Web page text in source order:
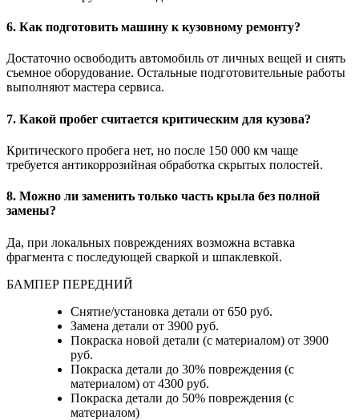
6. Как подготовить машину к кузовному ремонту?
Достаточно освободить автомобиль от личных вещей и снять
съемное оборудование. Остальные подготовительные работы
выполняют мастера сервиса.
7. Какой пробег считается критическим для кузова?
Критического пробега нет, но после 150 000 км чаще
требуется антикоррозийная обработка скрытых полостей.
8. Можно ли заменить только часть крыла без полной
замены?
Да, при локальных повреждениях возможна вставка
фрагмента с последующей сваркой и шпаклевкой.
БАМПЕР ПЕРЕДНИЙ
Снятие/установка детали от 650 руб.
Замена детали от 3900 руб.
Покраска новой детали (с материалом) от 3900
руб.
Покраска детали до 30% повреждения (с
материалом) от 4300 руб.
Покраска детали до 50% повреждения (с
материалом)